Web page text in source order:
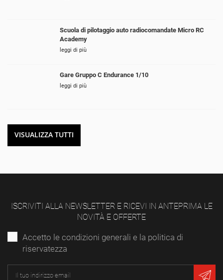
Scuola di pilotaggio auto radiocomandate Micro RC
Academy
leggi di più
Gare Gruppo C Endurance 1/10
leggi di più
VISUALIZZA TUTTI
ISCRIVITI ALLA NEWSLETTER E RICEVI IN ANTEPRIMA LE
NOVITÀ E OFFERTE
Accetto le condizioni generali e la politica di
riservatezza